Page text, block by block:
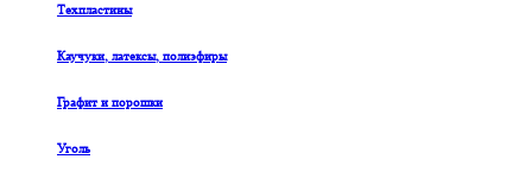
Техпластины
Каучуки, латексы, полиэфиры
Графит и порошки
Уголь